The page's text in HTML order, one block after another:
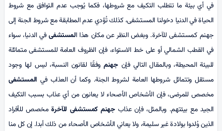
في أي بيئة ما تتطلب التكيف مع شروطها، فكما يُوجب عدم التوافق مع شروط
الحياة في الدنيا دخولنا المستشفى، كذلك تُؤدي عدم المطابقة مع شروط الجنة إلى
جهنم كمستشفى للآخرة. وبغض النظر عن مكان هذا المستشفىفي الدنيا، سواء
في القطب الشمالي أو على خط الاستواء، فإن الظروف العامة للمستشفى متماثلة
للبيئة المحيطة، وبالمقال التالي فإن جهنموفقًا لقانون النسبة، ليس لها وجود
مستقل وتتماثل شروطها العامة لشروط الجنة. وكما أن العذاب في المستشفى
مخصص للمرضى، فإن الأشخاص الأصحاء لا يعانون من أي عذاب بسبب التكيف
الجيد مع بيئتهم. وبالمثل، فإن عذاب جهنم كمستشفىللآخرةمخصص للأفراد
الذين وُلدوا بولادة غير سليمة، ولا يعاني الأشخاص الأصحاء من ذلك أبدا. إن كل منا